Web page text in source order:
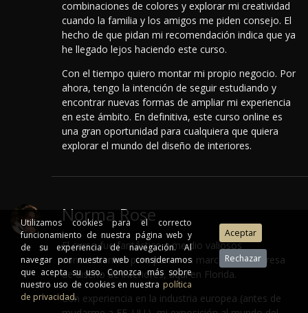
combinaciones de colores y explorar mi creatividad
cuando la familia y los amigos me piden consejo. El
hecho de que pidan mi recomendación indica que ya
he llegado lejos haciendo este curso.
Con el tiempo quiero montar mi propio negocio. Por
ahora, tengo la intención de seguir estudiando y
encontrar nuevas formas de ampliar mi experiencia
en este ámbito. En definitiva, este curso online es
una gran oportunidad para cualquiera que quiera
explorar el mundo del diseño de interiores.
Norma Rose
El curso fue fantástico y me dio valiosos
conocimientos para poner en marcha mi empresa
de diseño de interiores, aquí en Florida.
Con experiencia en la industria europea (antes de
Utilizamos cookies para el correcto
funcionamiento de nuestra página web y
de su experiencia de navegación. Al
navegar por nuestra web consideramos
que acepta su uso. Conozca más sobre
nuestro uso de cookies en nuestra política
de privacidad.